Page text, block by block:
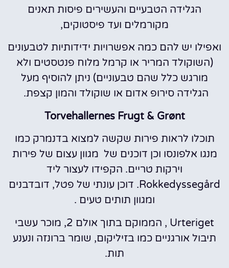
הגלידה הטבעיים והעשירים פיסות תאנים
מקורמלים ועד פיסטוקים,
ואפילו יש להם כמה אפשרויות ידידותיות לטבעונים
(השוקולד המריר או קרמל מלוח פנטסטים ולא
מורגש כלל שהם טבעוניים) ניתן להוסיף מעל
הגלידה סירופ אדום או שוקולד והמון קצפת.
Torvehallernes Frugt & Grønt
תוכלו לראות פירות שקשה למצוא בדנמרק כמו
מנגו אלפונסו וכן דוכנים של מגוון עצום של פירות
וירקות טריים. הקפידו לעצור ליד
Rokkedyssegård. דוכן עונתי של פטל, דובדבנים
ומגוון תותים טעים .
Urteriget , הממוקם בתוך אולם 2, מוכר עשבי
תיבול אורגניים כמו בזיליקום, שומר ברונזה ונענע
תות.